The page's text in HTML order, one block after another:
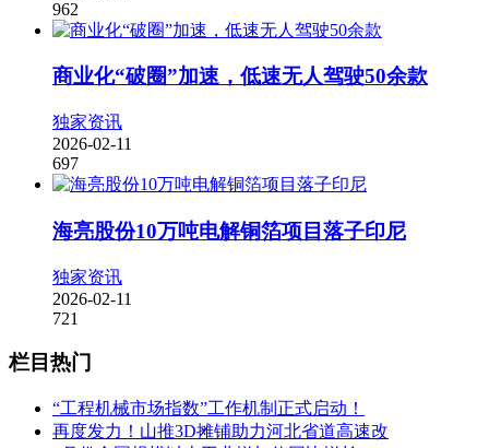
962
商业化“破圈”加速，低速无人驾驶50余款
独家资讯
2026-02-11
697
海亮股份10万吨电解铜箔项目落子印尼
独家资讯
2026-02-11
721
栏目热门
“工程机械市场指数”工作机制正式启动！
再度发力！山推3D摊铺助力河北省道高速改